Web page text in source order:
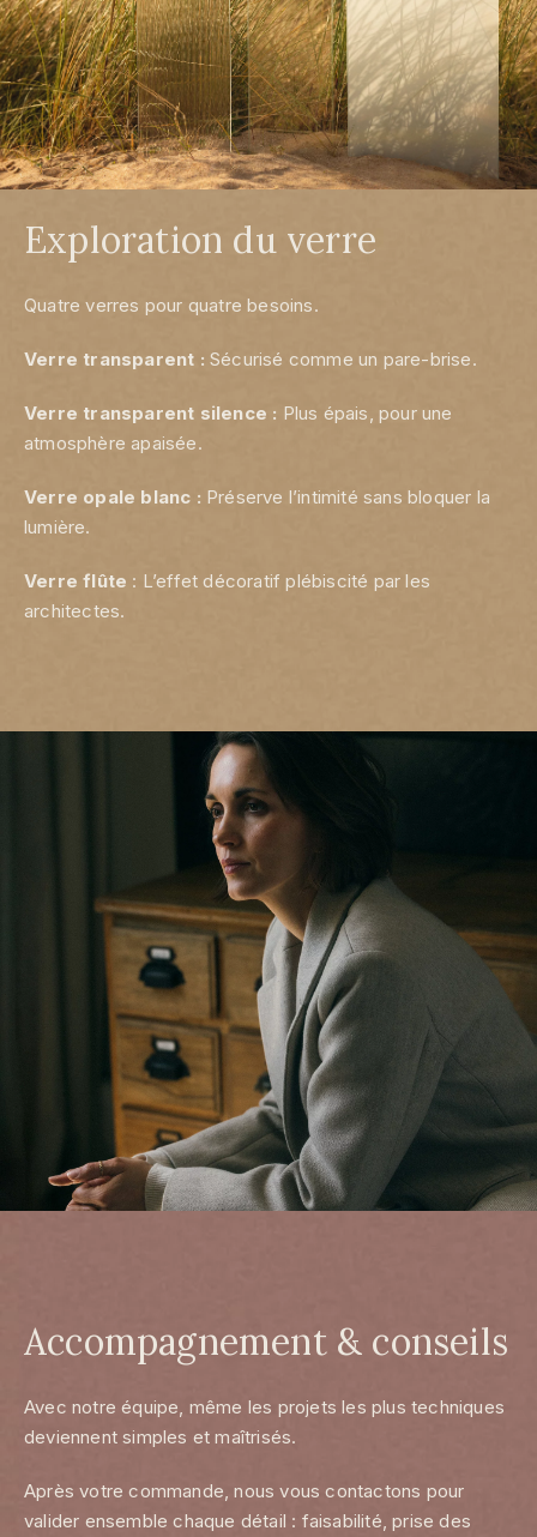
Exploration du verre
Quatre verres pour quatre besoins.
Verre transparent : Sécurisé comme un pare-brise.
Verre transparent silence : Plus épais, pour une
atmosphère apaisée.
Verre opale blanc : Préserve l’intimité sans bloquer la
lumière.
Verre flûte : L’effet décoratif plébiscité par les
architectes.
Accompagnement & conseils
Avec notre équipe, même les projets les plus techniques
deviennent simples et maîtrisés.
Après votre commande, nous vous contactons pour
valider ensemble chaque détail : faisabilité, prise des